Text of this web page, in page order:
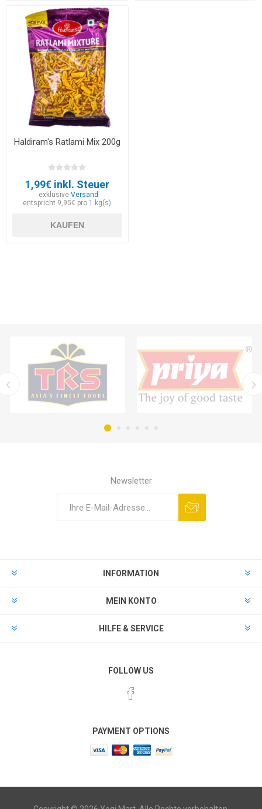
Haldiram's Ratlami Mix 200g
1,99€ inkl. Steuer
exklusiveVersand
entspricht 9,95€ pro 1 kg(s)
KAUFEN
Newsletter
INFORMATION
MEIN KONTO
HILFE & SERVICE
FOLLOW US
PAYMENT OPTIONS